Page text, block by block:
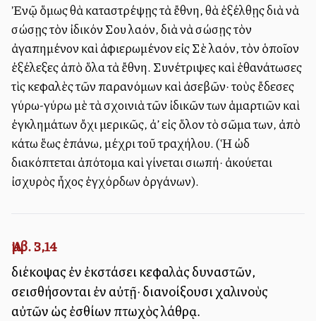
Ἐνῷ ὅμως θὰ καταστρέψῃς τὰ ἔθνη, θὰ ἐξέλθῃς διὰ νὰ
σώσῃς τὸν ἰδικόν Σου λαόν, διὰ νὰ σώσῃς τὸν
ἀγαπημένον καὶ ἀφιερωμένον εἰς Σὲ λαόν, τὸν ὁποῖον
ἐξέλεξες ἀπὸ ὅλα τὰ ἔθνη. Συνέτριψες καὶ ἐθανάτωσες
τὶς κεφαλὲς τῶν παρανόμων καὶ ἀσεβῶν· τοὺς ἔδεσες
γύρω-γύρω μὲ τὰ σχοινιὰ τῶν ἰδικῶν των ἁμαρτιῶν καὶ
ἐγκλημάτων ὄχι μερικῶς, ἀλλ’ εἰς ὅλον τὸ σῶμα των, ἀπὸ
κάτω ἕως ἐπάνω, μέχρι τοῦ τραχήλου. (Ἡ ὠδὴ
διακόπτεται ἀπότομα καὶ γίνεται σιωπή· ἀκούεται
ἰσχυρὸς ἦχος ἐγχόρδων ὀργάνων).
Ἀμβ. 3,14
διέκοψας ἐν ἐκστάσει κεφαλὰς δυναστῶν,
σεισθήσονται ἐν αὐτῇ· διανοίξουσι χαλινοὺς
αὐτῶν ὡς ἐσθίων πτωχὸς λάθρᾳ.